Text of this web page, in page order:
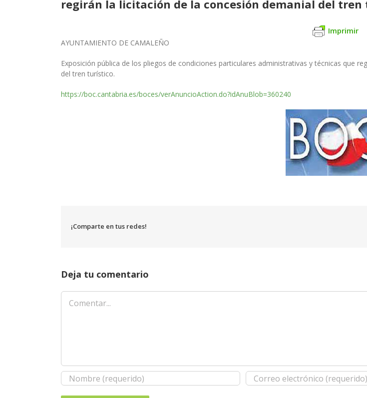
regirán la licitación de la concesión demanial del
Imprimir
AYUNTAMIENTO DE CAMALEÑO
Exposición pública de los pliegos de condiciones particulares administrativas y técnicas que
del tren turístico.
https://boc.cantabria.es/boces/verAnuncioAction.do?idAnuBlob=360240
¡Comparte en tus redes!
Deja tu comentario
Comentar